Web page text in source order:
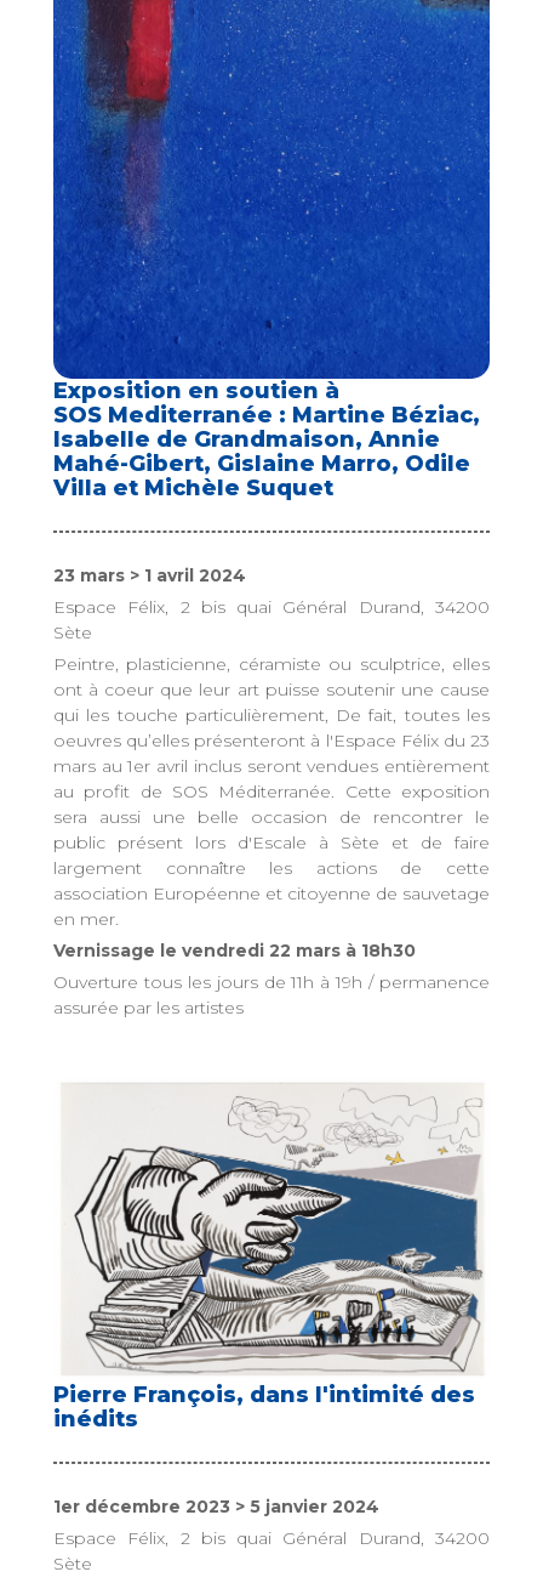
Exposition en soutien à
SOS Mediterranée : Martine Béziac,
Isabelle de Grandmaison, Annie
Mahé-Gibert, Gislaine Marro, Odile
Villa et Michèle Suquet
23 mars > 1 avril 2024
Espace Félix, 2 bis quai Général Durand, 34200
Sète
Peintre, plasticienne, céramiste ou sculptrice, elles
ont à coeur que leur art puisse soutenir une cause
qui les touche particulièrement, De fait, toutes les
oeuvres qu’elles présenteront à l'Espace Félix du 23
mars au 1er avril inclus seront vendues entièrement
au profit de SOS Méditerranée. Cette exposition
sera aussi une belle occasion de rencontrer le
public présent lors d'Escale à Sète et de faire
largement connaître les actions de cette
association Européenne et citoyenne de sauvetage
en mer.
Vernissage le vendredi 22 mars à 18h30
Ouverture tous les jours de 11h à 19h / permanence
assurée par les artistes
Pierre François, dans l'intimité des
inédits
1er décembre 2023 > 5 janvier 2024
Espace Félix, 2 bis quai Général Durand, 34200
Sète